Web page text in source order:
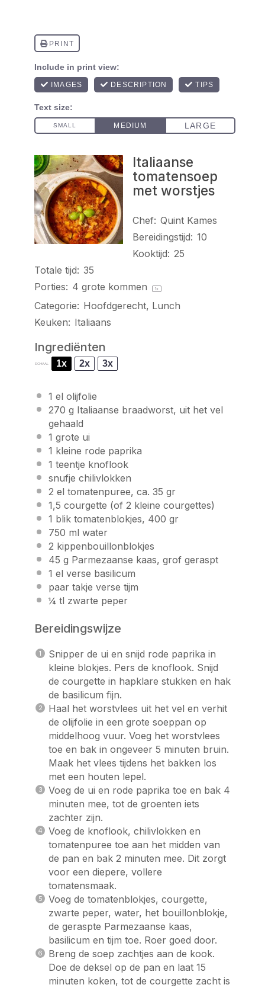
Italiaanse
tomatensoep
met worstjes
Chef: Quint Kames
Bereidingstijd: 10
Kooktijd: 25
Totale tijd: 35
Porties: 4 grote kommen 1x
Categorie: Hoofdgerecht, Lunch
Keuken: Italiaans
Ingrediënten
SCHAAL 1x 2x 3x
1 el olijfolie
270 g Italiaanse braadworst, uit het vel
gehaald
1 grote ui
1 kleine rode paprika
1 teentje knoflook
snufje chilivlokken
2 el tomatenpuree, ca. 35 gr
1,5 courgette (of 2 kleine courgettes)
1 blik tomatenblokjes, 400 gr
750 ml water
2 kippenbouillonblokjes
45 g Parmezaanse kaas, grof geraspt
1 el verse basilicum
paar takje verse tijm
¼ tl zwarte peper
Bereidingswijze
Snipper de ui en snijd rode paprika in
kleine blokjes. Pers de knoflook. Snijd
de courgette in hapklare stukken en hak
de basilicum fijn.
Haal het worstvlees uit het vel en verhit
de olijfolie in een grote soeppan op
middelhoog vuur. Voeg het worstvlees
toe en bak in ongeveer 5 minuten bruin.
Maak het vlees tijdens het bakken los
met een houten lepel.
Voeg de ui en rode paprika toe en bak 4
minuten mee, tot de groenten iets
zachter zijn.
Voeg de knoflook, chilivlokken en
tomatenpuree toe aan het midden van
de pan en bak 2 minuten mee. Dit zorgt
voor een diepere, vollere
tomatensmaak.
Voeg de tomatenblokjes, courgette,
zwarte peper, water, het bouillonblokje,
de geraspte Parmezaanse kaas,
basilicum en tijm toe. Roer goed door.
Breng de soep zachtjes aan de kook.
Doe de deksel op de pan en laat 15
minuten koken, tot de courgette zacht is